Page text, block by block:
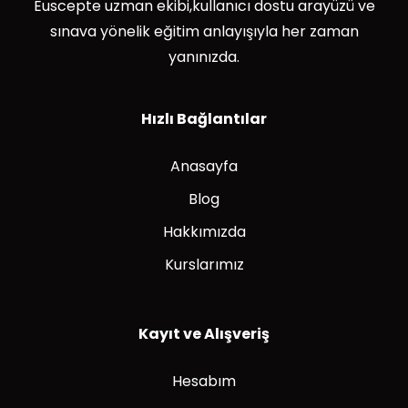
Euscepte uzman ekibi,kullanıcı dostu arayüzü ve
sınava yönelik eğitim anlayışıyla her zaman
yanınızda.
Hızlı Bağlantılar
Anasayfa
Blog
Hakkımızda
Kurslarımız
Kayıt ve Alışveriş
Hesabım